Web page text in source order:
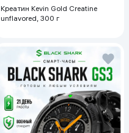
Креатин Kevin Gold Creatine
unflavored, 300 г